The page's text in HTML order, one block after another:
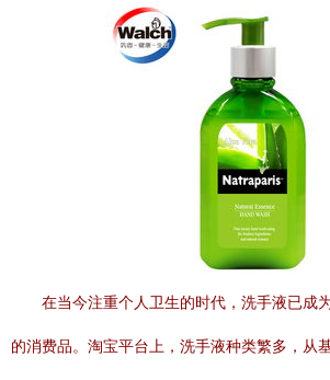
在当今注重个人卫生的时代，洗手液已成
的消费品。淘宝平台上，洗手液种类繁多，从